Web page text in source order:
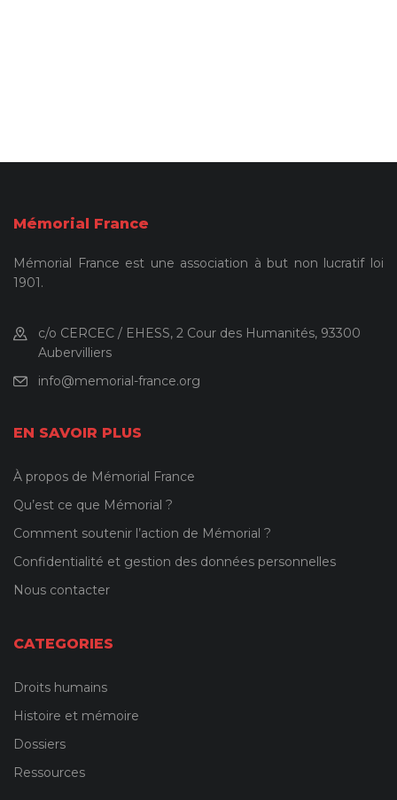
Mémorial France
Mémorial France est une association à but non lucratif loi
1901.
c/o CERCEC / EHESS, 2 Cour des Humanités, 93300
Aubervilliers
info@memorial-france.org
EN SAVOIR PLUS
À propos de Mémorial France
Qu’est ce que Mémorial ?
Comment soutenir l’action de Mémorial ?
Confidentialité et gestion des données personnelles
Nous contacter
CATEGORIES
Droits humains
Histoire et mémoire
Dossiers
Ressources